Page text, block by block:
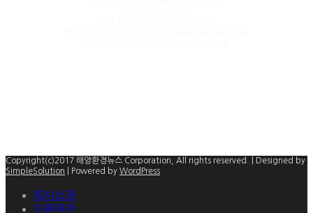
Copyright(c)2017 해양환경뉴스 Corporation, All rights reserved. | Designed by
SimpleSolution | Powered by WordPress
회사소개
이용약관